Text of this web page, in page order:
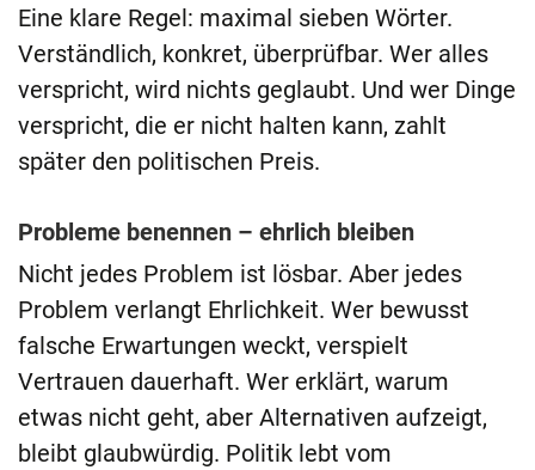
Eine klare Regel: maximal sieben Wörter.
Verständlich, konkret, überprüfbar. Wer alles
verspricht, wird nichts geglaubt. Und wer Dinge
verspricht, die er nicht halten kann, zahlt
später den politischen Preis.
Probleme benennen – ehrlich bleiben
Nicht jedes Problem ist lösbar. Aber jedes
Problem verlangt Ehrlichkeit. Wer bewusst
falsche Erwartungen weckt, verspielt
Vertrauen dauerhaft. Wer erklärt, warum
etwas nicht geht, aber Alternativen aufzeigt,
bleibt glaubwürdig. Politik lebt vom